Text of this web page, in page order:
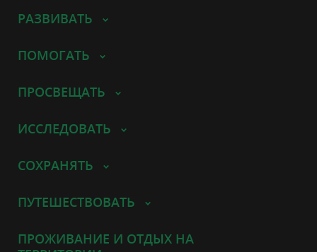
РАЗВИВАТЬ
ПОМОГАТЬ
ПРОСВЕЩАТЬ
ИССЛЕДОВАТЬ
СОХРАНЯТЬ
ПУТЕШЕСТВОВАТЬ
ПРОЖИВАНИЕ И ОТДЫХ НА